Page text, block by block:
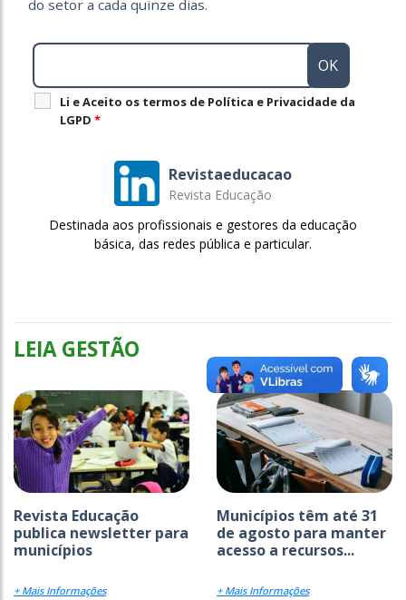
do setor a cada quinze dias.
Li e Aceito os termos de Política e Privacidade da
LGPD *
Revistaeducacao
Revista Educação
Destinada aos profissionais e gestores da educação
básica, das redes pública e particular.
LEIA GESTÃO
Revista Educação
publica newsletter para
municípios
+ Mais Informações
Municípios têm até 31
de agosto para manter
acesso a recursos...
+ Mais Informações